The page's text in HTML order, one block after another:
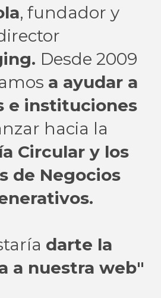
, fundador y
Desde 2009
a ayudar a
e instituciones
hacia la
Circular y los
de Negocios
darte la
a nuestra web"